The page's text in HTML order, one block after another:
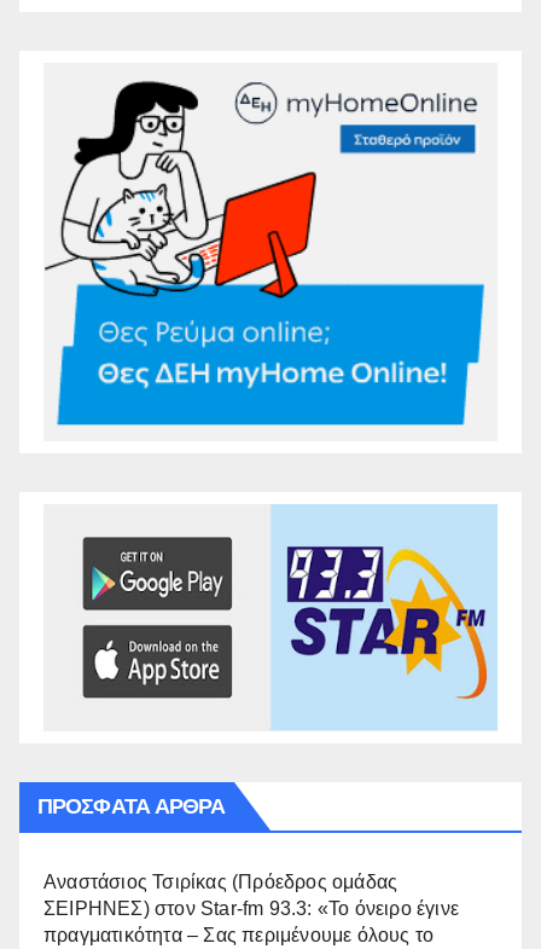
ΠΡΌΣΦΑΤΑ ΆΡΘΡΑ
Αναστάσιος Τσιρίκας (Πρόεδρος ομάδας
ΣΕΙΡΗΝΕΣ) στον Star-fm 93.3: «Το όνειρο έγινε
πραγματικότητα – Σας περιμένουμε όλους το